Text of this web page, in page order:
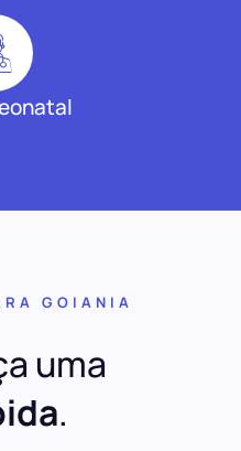
GOIANIA
uma
.